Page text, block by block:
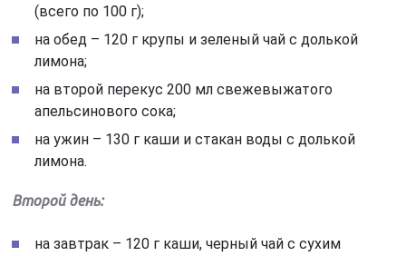
(всего по 100 г);
на обед – 120 г крупы и зеленый чай с долькой
лимона;
на второй перекус 200 мл свежевыжатого
апельсинового сока;
на ужин – 130 г каши и стакан воды с долькой
лимона.
Второй день:
на завтрак – 120 г каши, черный чай с сухим